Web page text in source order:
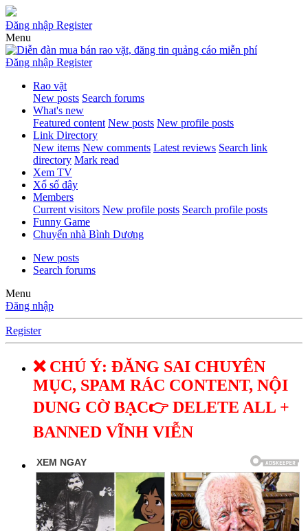
Đăng nhập Register
Menu
Đăng nhập Register
Rao vặt
New posts Search forums
What's new
Featured content New posts New profile posts
Link Directory
New items New comments Latest reviews Search link
directory Mark read
Xem TV
Xổ số đây
Members
Current visitors New profile posts Search profile posts
Funny Game
Chuyển nhà Bình Dương
New posts
Search forums
Menu
Đăng nhập
Register
❌ CHÚ Ý: ĐĂNG SAI CHUYÊN
MỤC, SPAM RÁC CONTENT, NỘI
DUNG CỜ BẠC👉 DELETE ALL +
BANNED VĨNH VIỄN